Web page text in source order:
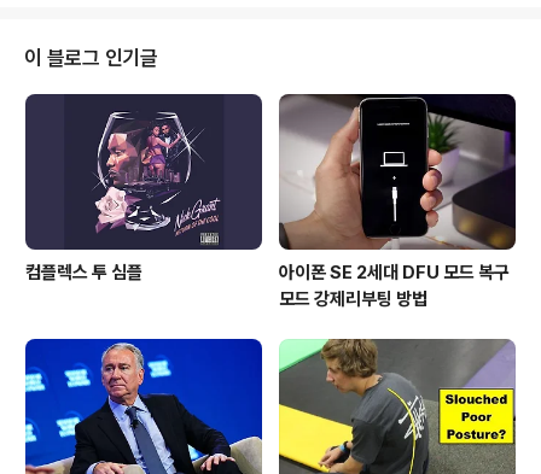
T.B의 SNS 이야기 블로그의 모든 글은 저작권법의 보호
를 받습니다. 어떠한 상업적인 이용도 허가하지 않으며, 이
용(불펌)허락을 하지 않습니다.▲ 사전협의 없이 본 콘텐츠
(기사, 이미지)의 무단 도용, 전재 및 복제, 배포를 금합니
다. 이를 어길 시 민, 형사상 책임을 질 수 있습니다.▲ 비영
이 블로그 인기글
컴플렉스 투 심플
아이폰 SE 2세대 DFU 모드 복구
모드 강제리부팅 방법